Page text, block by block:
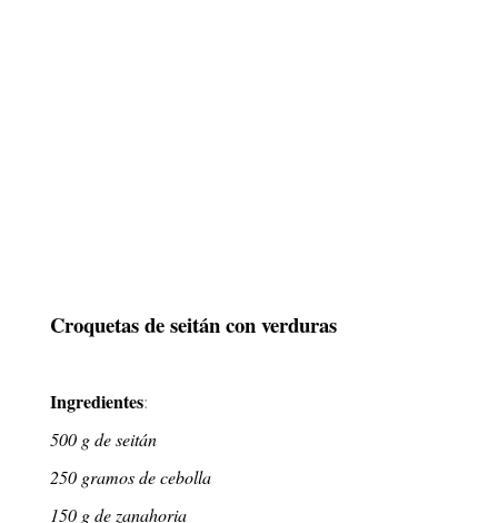
Croquetas de seitán con verduras
Ingredientes:
500 g de seitán
250 gramos de cebolla
150 g de zanahoria